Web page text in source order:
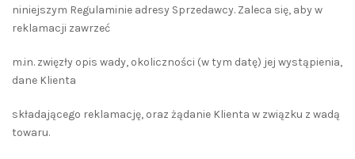
niniejszym Regulaminie adresy Sprzedawcy. Zaleca się, aby w
reklamacji zawrzeć
m.in. zwięzły opis wady, okoliczności (w tym datę) jej wystąpienia,
dane Klienta
składającego reklamację, oraz żądanie Klienta w związku z wadą
towaru.